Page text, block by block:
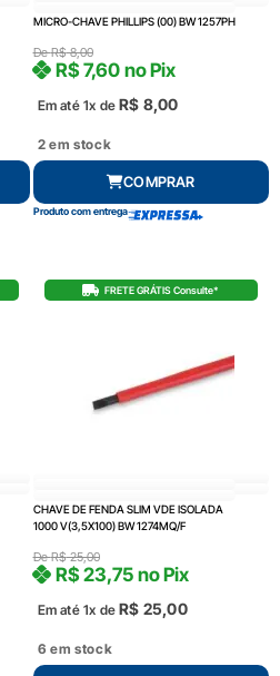
MICRO-CHAVE PHILLIPS (00) BW 1257PH
DeR$8,00
Em até 1x de R$ 8,00
R$7,60 no Pix
2 em stock
COMPRAR
Produto com entrega
FRETE GRÁTIS Consulte*
CHAVE DE FENDA SLIM VDE ISOLADA
1000 V(3,5X100) BW 1274MQ/F
DeR$25,00
Em até 1x de R$ 25,00
R$23,75 no Pix
6 em stock